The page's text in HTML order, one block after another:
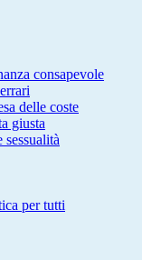
consapevole
delle coste
giusta
per tutti